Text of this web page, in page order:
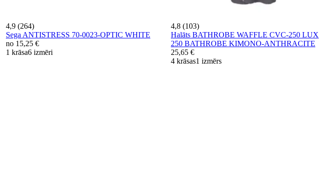
4,9 (264)
Sega ANTISTRESS 70-0023-OPTIC WHITE
no 15,25 €
1 krāsa6 izmēri
4,8 (103)
Halāts BATHROBE WAFFLE CVC-250 LUX
250 BATHROBE KIMONO-ANTHRACITE
25,65 €
4 krāsas1 izmērs